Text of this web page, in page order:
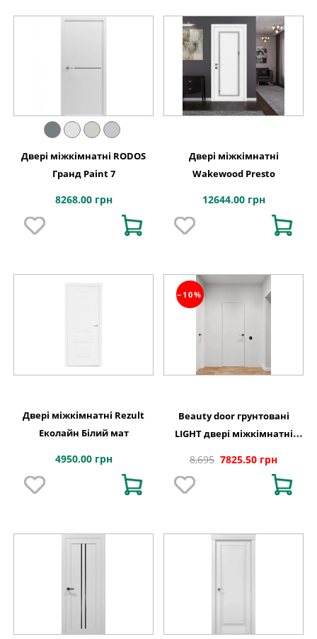
Двері міжкімнатні RODOS
Гранд Paint 7
8268.00 грн
Двері міжкімнатні
Wakewood Presto
12644.00 грн
Двері міжкімнатні Rezult
Еколайн Білий мат
4950.00 грн
−10%
Beauty door грунтовані
LIGHT двері міжкімнатні
8,695 7825.50 грн